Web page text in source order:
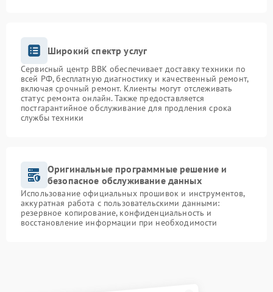
Широкий спектр услуг
Сервисный центр BBK обеспечивает доставку техники по
всей РФ, бесплатную диагностику и качественный ремонт,
включая срочный ремонт. Клиенты могут отслеживать
статус ремонта онлайн. Также предоставляется
постгарантийное обслуживание для продления срока
службы техники
Оригинальные программные решение и
безопасное обслуживание данных
Использование официальных прошивок и инструментов,
аккуратная работа с пользовательскими данными:
резервное копирование, конфиденциальность и
восстановление информации при необходимости